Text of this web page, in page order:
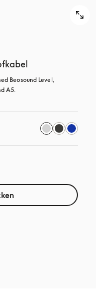
Beosound Level,
A5.